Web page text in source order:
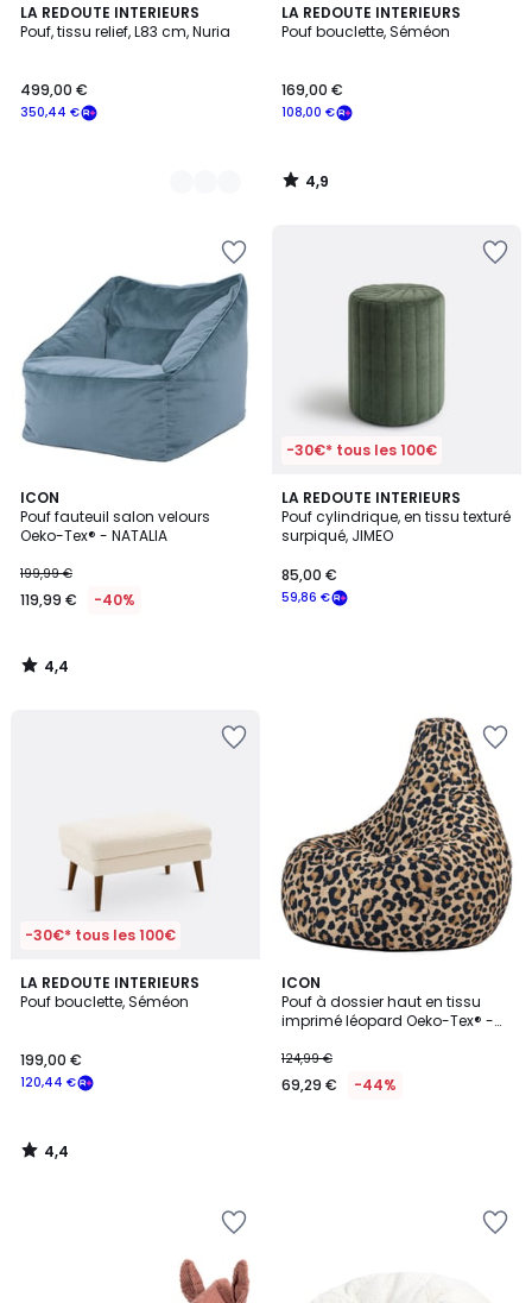
LA REDOUTE INTERIEURS
Pouf, tissu relief, L83 cm, Nuria
350,44 €
499,00 €
3
Couleurs
LA REDOUTE INTERIEURS
Pouf bouclette, Séméon
108,00 €
169,00 €
4,9
/ 5
4,9
/
ICON
Pouf fauteuil salon velours
Oeko-Tex® - NATALIA
199,99 €
119,99 € -40%
4,4
/ 5
4,4
/
-30€* tous les 100€
LA REDOUTE INTERIEURS
Pouf cylindrique, en tissu texturé
surpiqué, JIMEO
59,86 €
85,00 €
-30€* tous les 100€
LA REDOUTE INTERIEURS
Pouf bouclette, Séméon
120,44 €
199,00 €
4,4
/ 5
4,4
/
ICON
Pouf à dossier haut en tissu
imprimé léopard Oeko-Tex® -
124,99 €
69,29 € -44%